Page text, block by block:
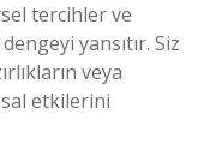
tercihler ve
yansıtır. Siz
veya
etkilerini